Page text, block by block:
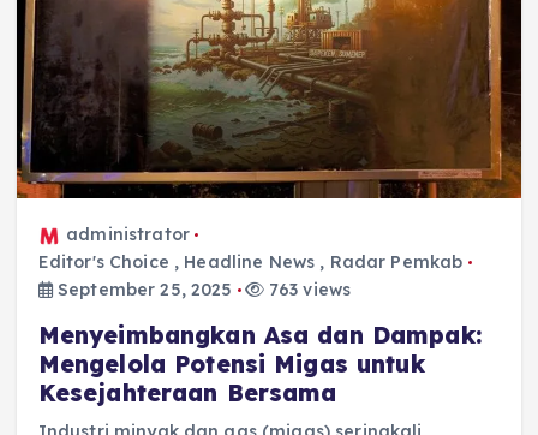
administrator
Editor's Choice , Headline News , Radar Pemkab
September 25, 2025
763 views
Menyeimbangkan Asa dan Dampak:
Mengelola Potensi Migas untuk
Kesejahteraan Bersama